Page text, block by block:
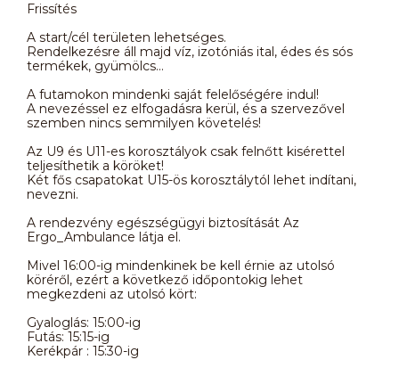
Frissítés
A start/cél területen lehetséges.
Rendelkezésre áll majd víz, izotóniás ital, édes és sós
termékek, gyümölcs…
A futamokon mindenki saját felelőségére indul!
A nevezéssel ez elfogadásra kerül, és a szervezővel
szemben nincs semmilyen követelés!
Az U9 és U11-es korosztályok csak felnőtt kisérettel
teljesíthetik a köröket!
Két fős csapatokat U15-ös korosztálytól lehet indítani,
nevezni.
A rendezvény egészségügyi biztosítását Az
Ergo_Ambulance látja el.
Mivel 16:00-ig mindenkinek be kell érnie az utolsó
köréről, ezért a következő időpontokig lehet
megkezdeni az utolsó kört:
Gyaloglás: 15:00-ig
Futás: 15:15-ig
Kerékpár : 15:30-ig